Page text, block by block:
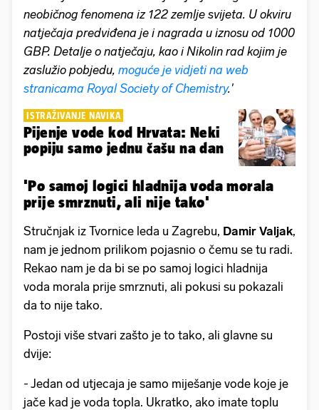
neobičnog fenomena iz 122 zemlje svijeta. U okviru
natječaja predviđena je i nagrada u iznosu od 1000
GBP. Detalje o natječaju, kao i Nikolin rad kojim je
zaslužio pobjedu, moguće je vidjeti na web
stranicama Royal Society of Chemistry.'
ISTRAŽIVANJE NAVIKA
Pijenje vode kod Hrvata: Neki
popiju samo jednu čašu na dan
'Po samoj logici hladnija voda morala
prije smrznuti, ali nije tako'
Stručnjak iz Tvornice leda u Zagrebu, Damir Valjak,
nam je jednom prilikom pojasnio o čemu se tu radi.
Rekao nam je da bi se po samoj logici hladnija
voda morala prije smrznuti, ali pokusi su pokazali
da to nije tako.
Postoji više stvari zašto je to tako, ali glavne su
dvije:
- Jedan od utjecaja je samo miješanje vode koje je
jače kad je voda topla. Ukratko, ako imate toplu